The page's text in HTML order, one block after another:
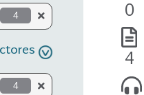
4
4
0
4